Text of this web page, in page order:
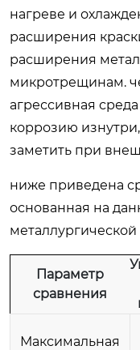
нагреве и
расширения
расширения
микротрещинам.
агрессивная
коррозию
заметить при
ниже приведена
основанная на
Параметр
сравнения
Максимальная